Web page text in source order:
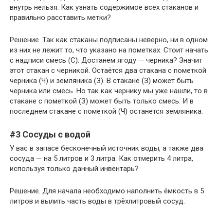
внутрь нельзя. Как узнать содержимое всех стаканов и
правильно расставить метки?
Решение. Так как стаканы подписаны неверно, ни в одном
из них не лежит то, что указано на пометках. Стоит начать
с надписи смесь (С). Достанем ягоду — черника? Значит
этот стакан с черникой. Остаётся два стакана с пометкой
черника (Ч) и земляника (З). В стакане (З) может быть
черника или смесь. Но так как чернику мы уже нашли, то в
стакане с пометкой (З) может быть только смесь. И в
последнем стакане с пометкой (Ч) останется земляника.
#3 Сосуды с водой
У вас в запасе бесконечный источник воды, а также два
сосуда — на 5 литров и 3 литра. Как отмерить 4 литра,
используя только данный инвентарь?
Решение. Для начала необходимо наполнить ёмкость в 5
литров и вылить часть воды в трёхлитровый сосуд.